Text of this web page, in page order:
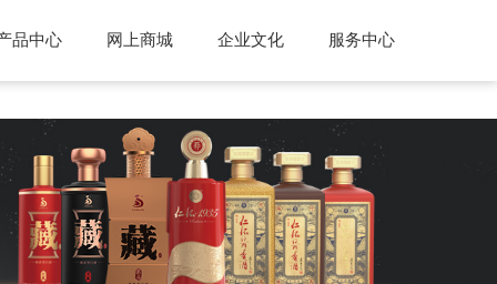
品中心 网上商城 企业文化 服务中心